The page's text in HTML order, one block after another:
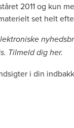
2011 og kun
set helt
Tilmeld dig her.
i din